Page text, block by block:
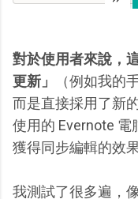
對於使用者來說，
更新」
（例如我的
而是直接採用了新
使用的 Evernote 電
獲得同步編輯的效果
我測試了很多遍，